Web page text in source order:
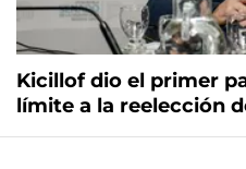
Kicillof dio el primer
límite a la reelección